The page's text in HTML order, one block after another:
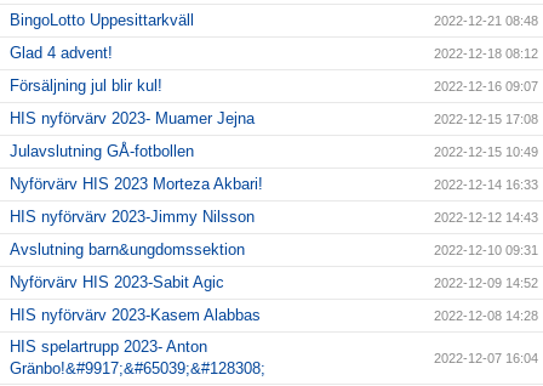
BingoLotto Uppesittarkväll 2022-12-21 08:48
Glad 4 advent! 2022-12-18 08:12
Försäljning jul blir kul! 2022-12-16 09:07
HIS nyförvärv 2023- Muamer Jejna 2022-12-15 17:08
Julavslutning GÅ-fotbollen 2022-12-15 10:49
Nyförvärv HIS 2023 Morteza Akbari! 2022-12-14 16:33
HIS nyförvärv 2023-Jimmy Nilsson 2022-12-12 14:43
Avslutning barn&ungdomssektion 2022-12-10 09:31
Nyförvärv HIS 2023-Sabit Agic 2022-12-09 14:52
HIS nyförvärv 2023-Kasem Alabbas 2022-12-08 14:28
HIS spelartrupp 2023- Anton
Gränbo!&#9917;&#65039;&#128308;
2022-12-07 16:04